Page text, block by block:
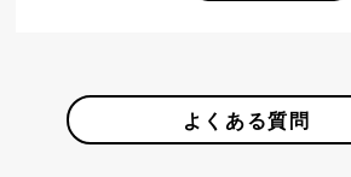
よくある質問